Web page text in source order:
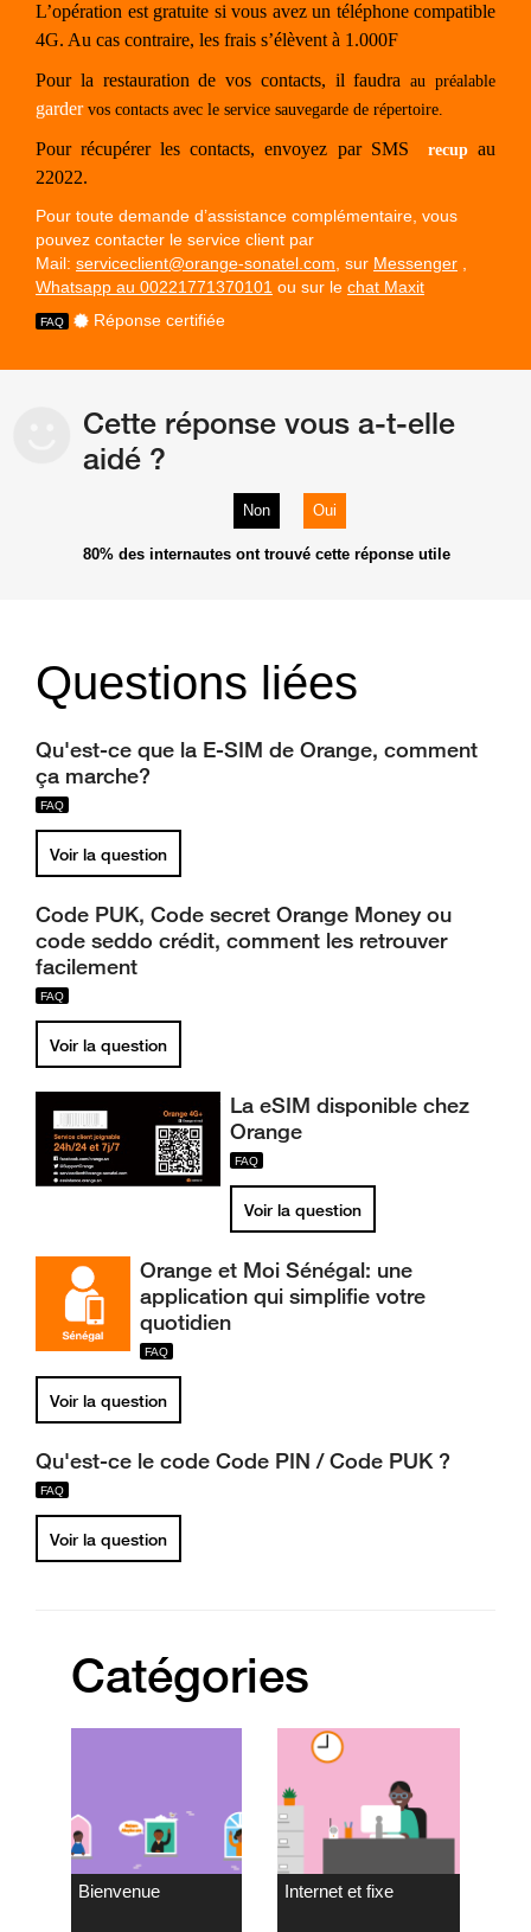
L’opération est gratuite si vous avez un téléphone compatible
4G. Au cas contraire, les frais s’élèvent à 1.000F
Pour la restauration de vos contacts, il faudra
au préalable
gardervos contacts avec le service sauvegarde de répertoire.
Pour récupérer les contacts, envoyez par SMS recupau
22022.
Pour toute demande d’assistance complémentaire, vous
pouvez contacter le service client par
Mail: serviceclient@orange-sonatel.com , sur Messenger
Whatsapp au 00221771370101 ou sur le chat Maxit
Réponse certifiée
Cette réponse vous a-t-elle
aidé ?
Non Oui
80% des internautes ont trouvé cette réponse utile
Questions liées
Qu'est-ce que la E-SIM de Orange, comment
ça marche?
Voir la question
Code PUK, Code secret Orange Money ou
code seddo crédit, comment les retrouver
facilement
Voir la question
La eSIM disponible chez
Orange
Voir la question
Orange et Moi Sénégal: une
application qui simplifie votre
quotidien
Voir la question
Qu'est-ce le code Code PIN / Code PUK ?
Voir la question
Catégories
Bienvenue Internet et fixe